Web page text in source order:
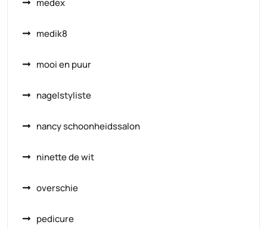
medex
medik8
mooi en puur
nagelstyliste
nancy schoonheidssalon
ninette de wit
overschie
pedicure